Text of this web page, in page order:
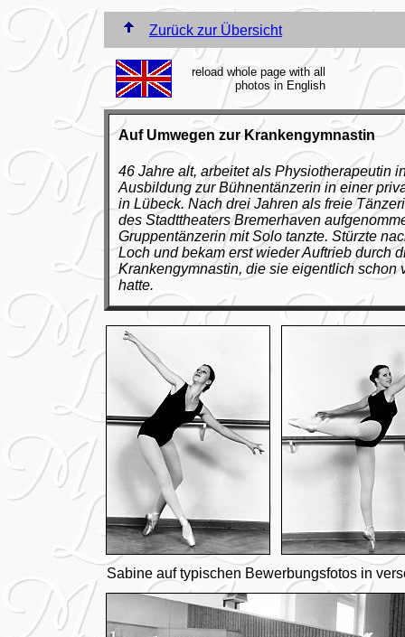
Zurück zur Übersicht
reload whole page with all
photos in English
Auf Umwegen zur Krankengymnastin
46 Jahre alt, arbeitet als Physiotherapeutin
Ausbildung zur Bühnentänzerin in einer
in Lübeck. Nach drei Jahren als freie
des Stadttheaters Bremerhaven
Gruppentänzerin mit Solo tanzte. Stürzte
Loch und bekam erst wieder Auftrieb durch
Krankengymnastin, die sie eigentlich schon
hatte.
Sabine auf typischen Bewerbungsfotos in